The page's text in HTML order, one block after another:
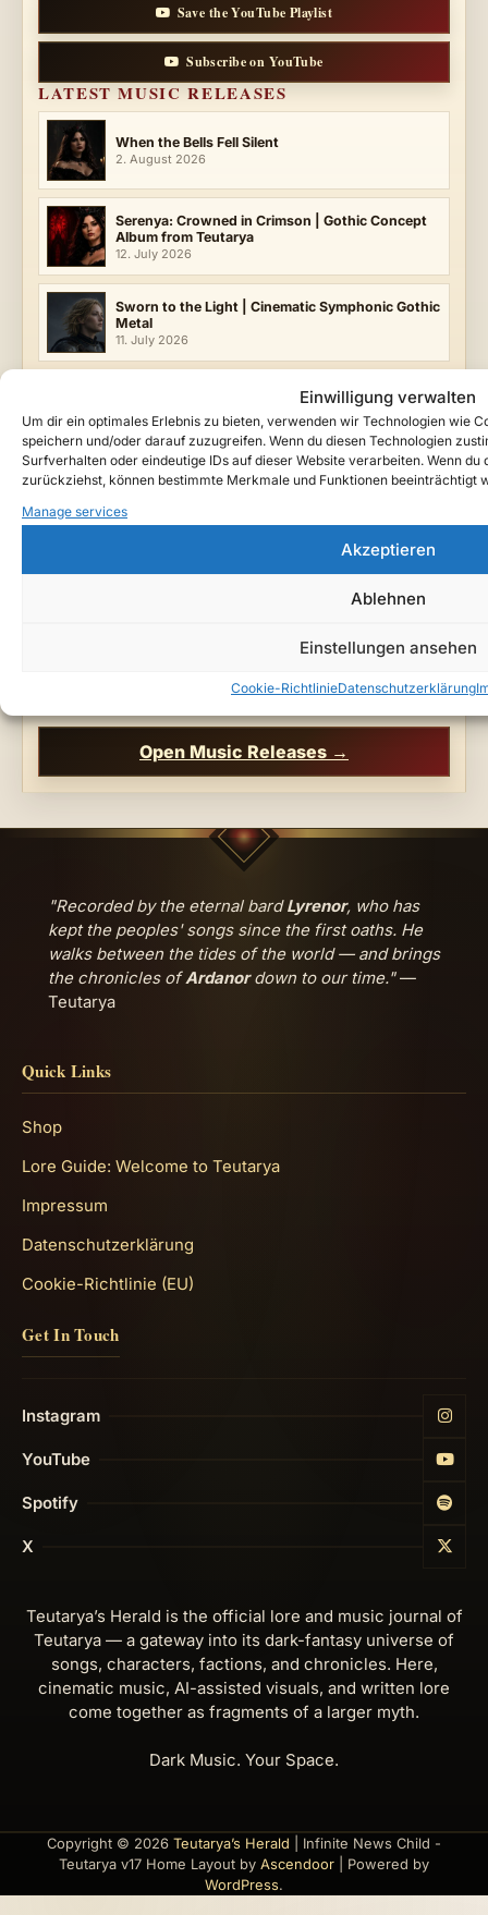
Einwilligung verwalten
Um dir ein optimales Erlebnis zu bieten, verwenden wir Technologien wie
speichern und/oder darauf zuzugreifen. Wenn du diesen Technologien
Surfverhalten oder eindeutige IDs auf dieser Website verarbeiten. Wenn
zurückziehst, können bestimmte Merkmale und Funktionen beeinträchtigt
Manage services
Akzeptieren
Ablehnen
Einstellungen ansehen
Cookie-RichtlinieDatenschutzerklärung
Save the YouTube Playlist
Subscribe on YouTube
LATEST MUSIC RELEASES
When the Bells Fell Silent
2. August 2026
Serenya: Crowned in Crimson | Gothic Concept
Album from Teutarya
12. July 2026
Sworn to the Light | Cinematic Symphonic Gothic
Metal
11. July 2026
Crimson Chapel | Symphonic Gothic Metal
11. July 2026
Crown Me in the Dark | Melodic Gothic Metal
11. July 2026
Browse the latest dark-fantasy releases, gothic
Open Music Releases →
"Recorded by the eternal bardLyrenor, who has
kept the peoples' songs since the first oaths. He
walks between the tides of the world — and brings
the chronicles ofArdanordown to our time."—
Teutarya
Quick Links
Shop
Lore Guide: Welcome to Teutarya
Impressum
Datenschutzerklärung
Cookie-Richtlinie (EU)
Get In Touch
Instagram
YouTube
Spotify
X
Teutarya’s Herald is the official lore and music journal of
Teutarya — a gateway into its dark-fantasy universe of
songs, characters, factions, and chronicles. Here,
cinematic music, AI-assisted visuals, and written lore
come together as fragments of a larger myth.
Dark Music. Your Space.
Copyright © 2026 Teutarya’s Herald | Infinite News Child -
Teutarya v17 Home Layout by Ascendoor | Powered by
WordPress.